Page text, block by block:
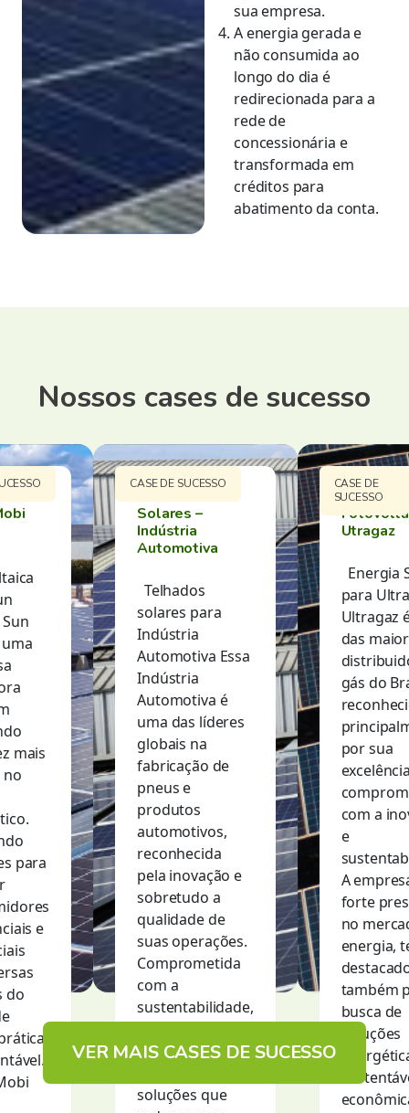
sua empresa.
A energia gerada e
não consumida ao
longo do dia é
redirecionada para a
rede de
concessionária e
transformada em
créditos para
abatimento da conta.
Nossos cases de sucesso
mais
no
para
e
do
CASE DE SUCESSO
Solares –
Indústria
Automotiva
Telhados
solares para
Indústria
Automotiva Essa
Indústria
Automotiva é
uma das líderes
globais na
fabricação de
pneus e
produtos
automotivos,
reconhecida
pela inovação e
sobretudo a
qualidade de
suas operações.
Comprometida
com a
sustentabilidade,
se dedicado a
soluções que
CASE DE
SUCESSO
Usina
Utragaz
Energia
para
Ultragaz
das
gás do
por sua
com a
e
A
forte
no
energia,
também
busca de
soluções
VER MAIS CASES DE SUCESSO